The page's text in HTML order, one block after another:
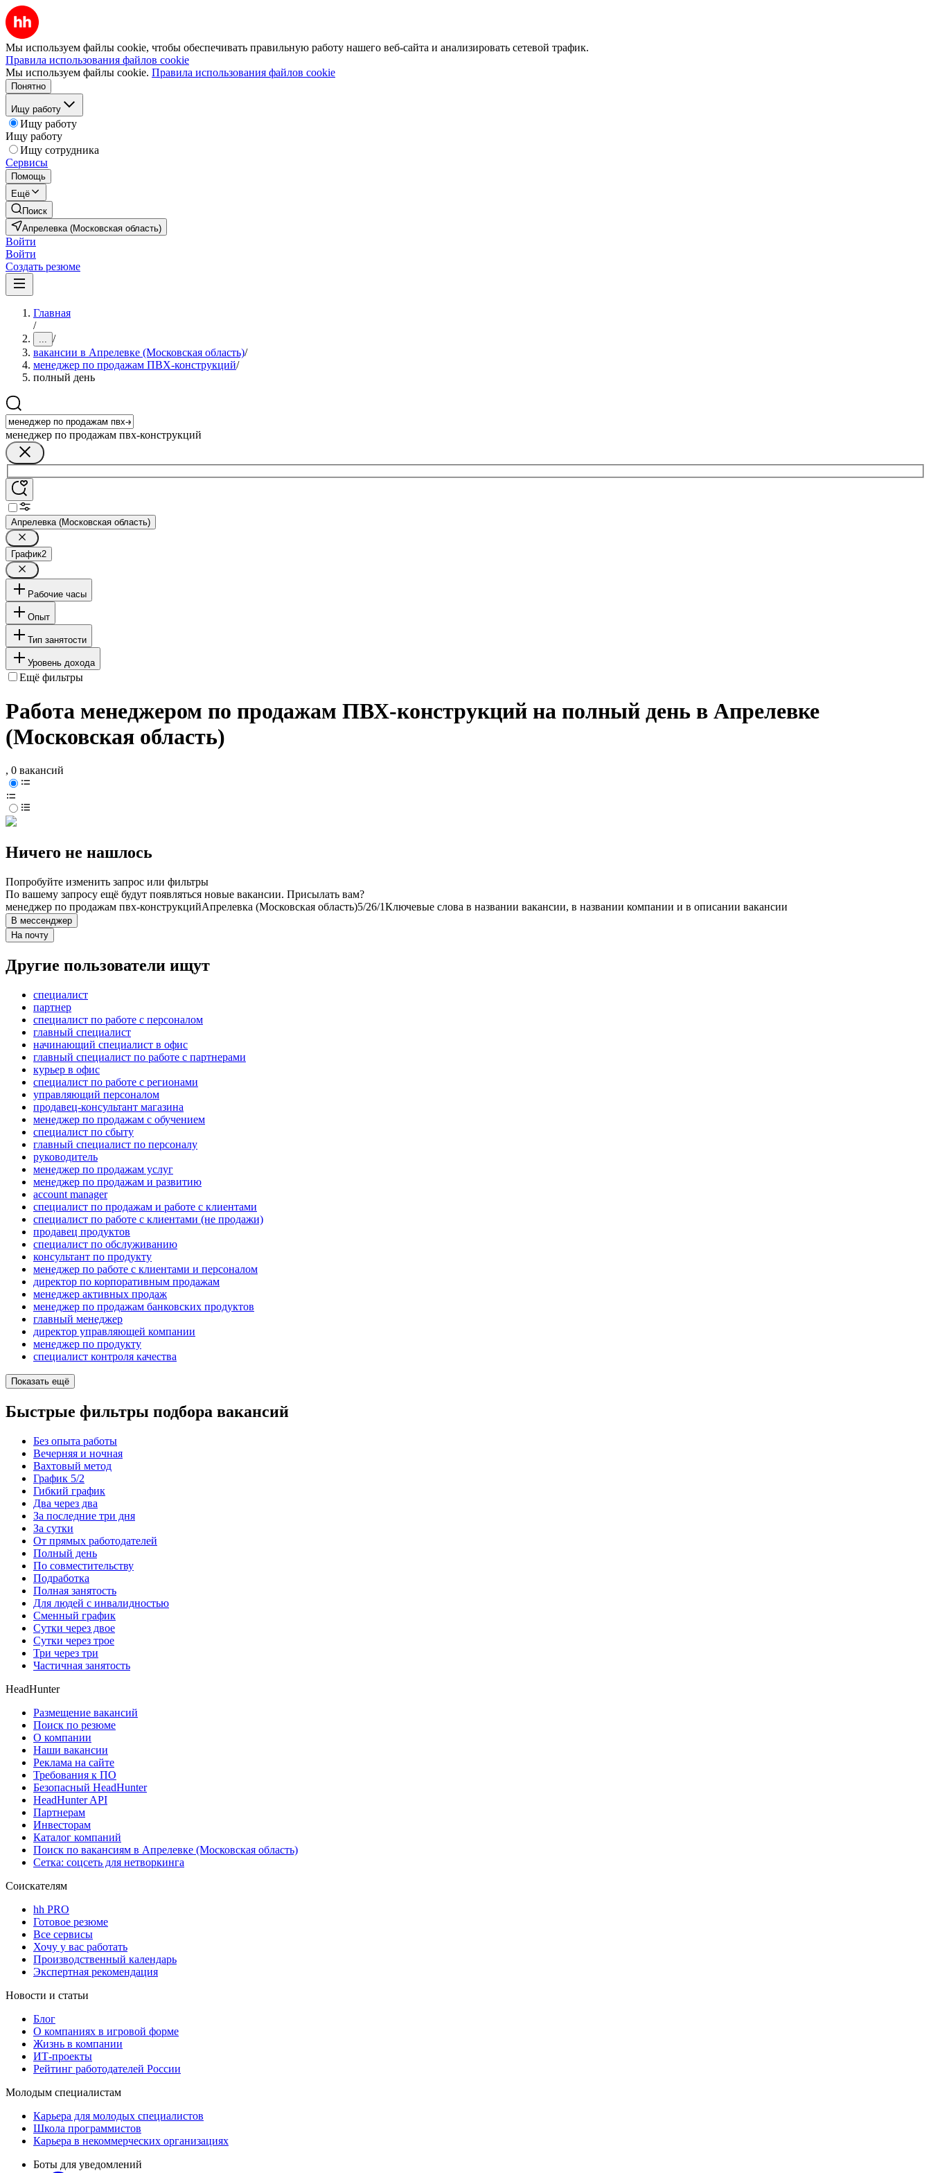
Мы используем файлы cookie, чтобы обеспечивать правильную работу нашего веб-сайта и анализировать сетевой трафик.
Правила использования файлов cookie
Мы используем файлы cookie. Правила использования файлов cookie
Понятно
Ищу работу
Ищу работу
Ищу работу
Ищу сотрудника
Сервисы
Помощь
Ещё
Поиск
Апрелевка (Московская область)
Войти
Войти
Создать резюме
Главная
/
... /
вакансии в Апрелевке (Московская область)/
менеджер по продажам ПВХ-конструкций/
полный день
менеджер по продажам пвх-конструкций
Апрелевка (Московская область)
График2
Рабочие часы
Опыт
Тип занятости
Уровень дохода
Ещё фильтры
Работа менеджером по продажам ПВХ-конструкций на полный день в Апрелевке
(Московская область)
, 0 вакансий
Ничего не нашлось
Попробуйте изменить запрос или фильтры
По вашему запросу ещё будут появляться новые вакансии. Присылать вам?
менеджер по продажам пвх-конструкцийАпрелевка (Московская область)5/26/1Ключевые слова в названии вакансии, в названии компании и в описании вакансии
В мессенджер
На почту
Другие пользователи ищут
специалист
партнер
специалист по работе с персоналом
главный специалист
начинающий специалист в офис
главный специалист по работе с партнерами
курьер в офис
специалист по работе с регионами
управляющий персоналом
продавец-консультант магазина
менеджер по продажам с обучением
специалист по сбыту
главный специалист по персоналу
руководитель
менеджер по продажам услуг
менеджер по продажам и развитию
account manager
специалист по продажам и работе с клиентами
специалист по работе с клиентами (не продажи)
продавец продуктов
специалист по обслуживанию
консультант по продукту
менеджер по работе с клиентами и персоналом
директор по корпоративным продажам
менеджер активных продаж
менеджер по продажам банковских продуктов
главный менеджер
директор управляющей компании
менеджер по продукту
специалист контроля качества
Показать ещё
Быстрые фильтры подбора вакансий
Без опыта работы
Вечерняя и ночная
Вахтовый метод
График 5/2
Гибкий график
Два через два
За последние три дня
За сутки
От прямых работодателей
Полный день
По совместительству
Подработка
Полная занятость
Для людей с инвалидностью
Сменный график
Сутки через двое
Сутки через трое
Три через три
Частичная занятость
HeadHunter
Размещение вакансий
Поиск по резюме
О компании
Наши вакансии
Реклама на сайте
Требования к ПО
Безопасный HeadHunter
HeadHunter API
Партнерам
Инвесторам
Каталог компаний
Поиск по вакансиям в Апрелевке (Московская область)
Сетка: соцсеть для нетворкинга
Соискателям
hh PRO
Готовое резюме
Все сервисы
Хочу у вас работать
Производственный календарь
Экспертная рекомендация
Новости и статьи
Блог
О компаниях в игровой форме
Жизнь в компании
ИТ-проекты
Рейтинг работодателей России
Молодым специалистам
Карьера для молодых специалистов
Школа программистов
Карьера в некоммерческих организациях
Боты для уведомлений